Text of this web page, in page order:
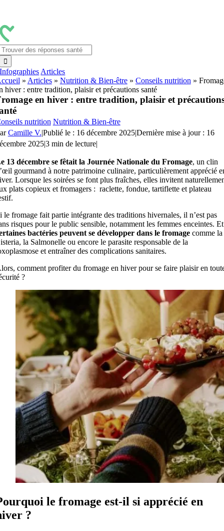
contenu
Infographies Articles
» Articles» Nutrition & Bien-être» Conseils nutrition »
hiver : entre tradition, plaisir et précautions santé
en hiver : entre tradition, plaisir et
nutrition Nutrition & Bien-être
Camille V.|Publié le : 16 décembre 2025|Dernière mise à jour : 16
2025|3 min de lecture|
13 décembre se fêtait la Journée Nationale du Fromage, un clin
gourmand à notre patrimoine culinaire, particulièrement apprécié
Lorsque les soirées se font plus fraîches, elles invitent
plats copieux et fromagers : raclette, fondue, tartiflette et plateau
le fromage fait partie intégrante des traditions hivernales, il n’est pas
risques pour le public sensible, notamment les femmes enceintes. Et
bactéries peuvent se développer dans le fromagecomme la
la Salmonelle ou encore le parasite responsable de la
et entraîner des complications sanitaires.
comment profiter du fromage en hiver pour se faire plaisir en
?
le fromage est-il si apprécié en
?